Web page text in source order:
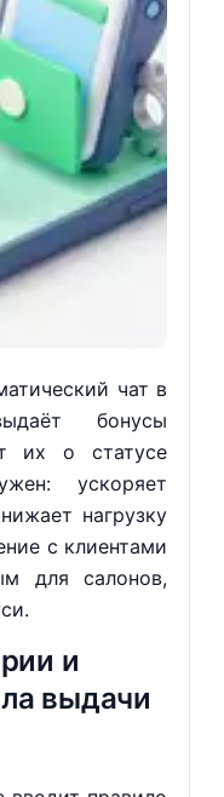
чат в
бонусы
их о статусе
ускоряет
нагрузку
с клиентами
для салонов,
и
выдачи